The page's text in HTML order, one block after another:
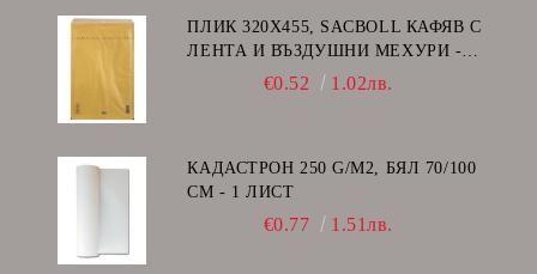
ПЛИК 320Х455, SACBOLL КАФЯВ С
ЛЕНТА И ВЪЗДУШНИ МЕХУРИ -
€0.52 1.02лв.
КАДАСТРОН 250 G/M2, БЯЛ 70/100
СМ - 1 ЛИСТ
€0.77 1.51лв.